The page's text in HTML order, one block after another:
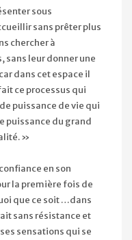
sous
sans prêter plus
chercher à
sans leur donner une
dans cet espace il
ce processus qui
puissance de vie qui
puissance du grand
»
en son
la première fois de
que ce soit …dans
sans résistance et
sensations qui se